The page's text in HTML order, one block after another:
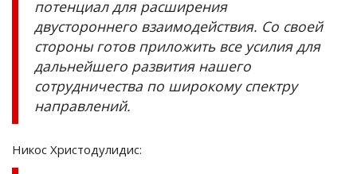
потенциал для расширения
двустороннего взаимодействия. Со своей
стороны готов приложить все усилия для
дальнейшего развития нашего
сотрудничества по широкому спектру
направлений.
Никос Христодулидис: